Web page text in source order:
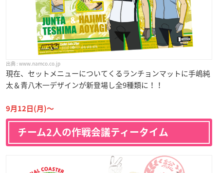
www.namco.co.jp
現在、セットメニューについてくるランチョンマットに手嶋純
太＆青八木一デザインが新登場し全9種類に！！
9月12日(月)〜
チーム2人の作戦会議ティータイム